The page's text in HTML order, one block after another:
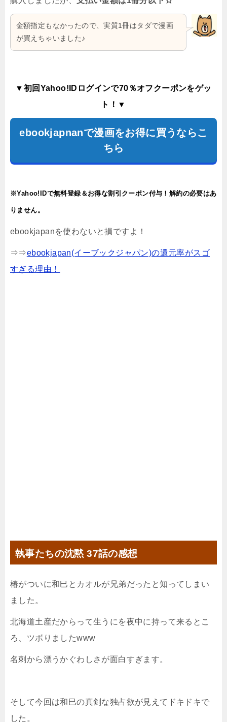
金額指定もなかったので、実質1冊はタダで漫画
が買えちゃいました♪
▼初回Yahoo!IDログインで70％オフクーポンをゲッ
ト！▼
ebookjapnanで漫画をお得に買うならこ
ちら
※Yahoo!IDで無料登録＆お得な割引クーポン付与！解約の必要はあ
りません。
ebookjapanを使わないと損ですよ！
⇒⇒ebookjapan(イーブックジャパン)の還元率がスゴ
すぎる理由！
執事たちの沈黙 37話の感想
椿がついに和巳とカオルが兄弟だったと知ってしまい
ました。
北海道土産だからって生うにを夜中に持って来るとこ
ろ、ツボりましたwww
名刺から漂うかぐわしさが面白すぎます。
そして今回は和巳の真剣な独占欲が見えてドキドキで
した。